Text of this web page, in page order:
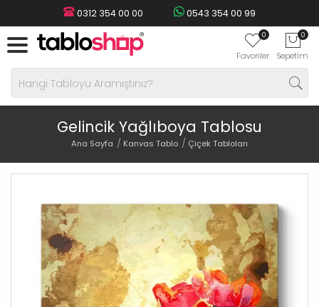
0312 354 00 00 0543 354 00 99
0
Favoriler
0
Sepetim
Gelincik Yağlıboya Tablosu
Ana Sayfa Kanvas Tablo Çiçek Tabloları